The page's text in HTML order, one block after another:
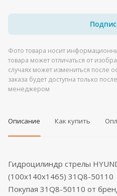
Фото товара носит
товара может отличаться от
случаях может измениться после
заказа будет доступна только
менеджером
Описание Как купить
Гидроцилиндр стрелы
(100x140x1465) 31Q8-50110
Покупая 31Q8-50110 от